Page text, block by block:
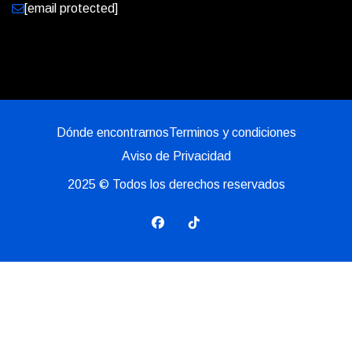
[email protected]
Dónde encontrarnosTerminos y condiciones
Aviso de Privacidad
2025© Todos los derechos reservados